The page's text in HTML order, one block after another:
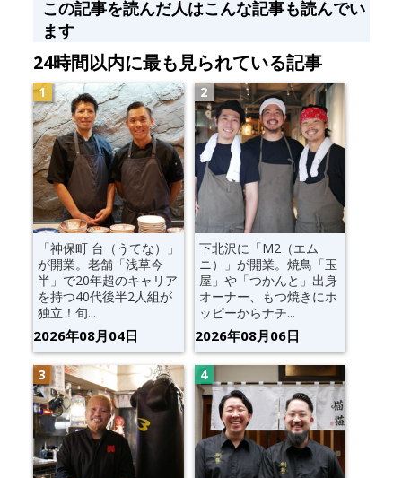
この記事を読んだ人はこんな記事も読んでい
ます
24時間以内に最も見られている記事
「神保町 台（うてな）」
が開業。老舗「浅草今
半」で20年超のキャリア
を持つ40代後半2人組が
独立！旬...
2026年08月04日
下北沢に「M2（エム
ニ）」が開業。焼鳥「玉
屋」や「つかんと」出身
オーナー、もつ焼きにホ
ッピーからナチ...
2026年08月06日